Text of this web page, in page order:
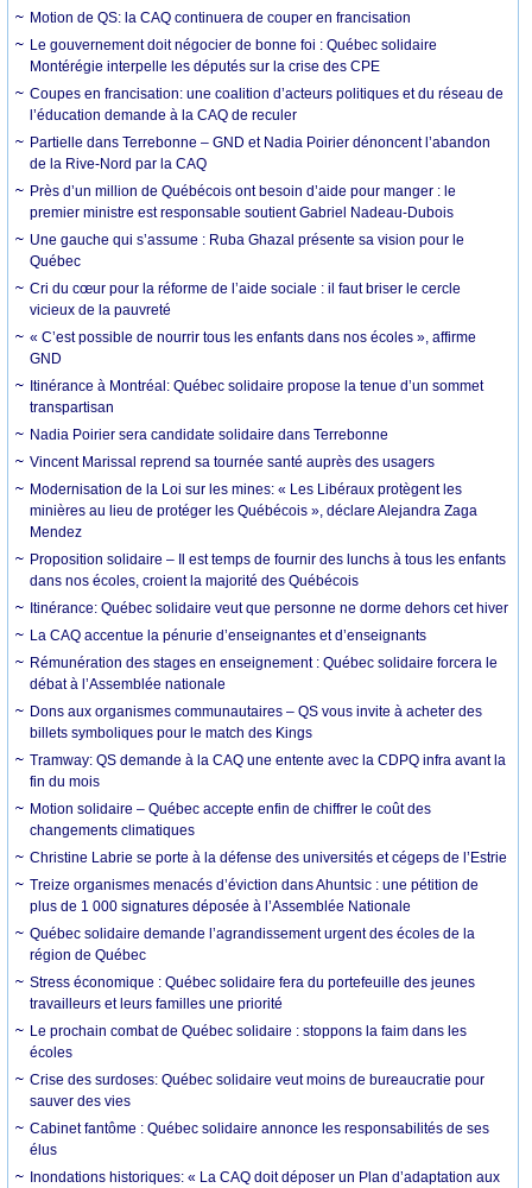
Motion de QS: la CAQ continuera de couper en francisation
Le gouvernement doit négocier de bonne foi : Québec solidaire
Montérégie interpelle les députés sur la crise des CPE
Coupes en francisation: une coalition d’acteurs politiques et du réseau de
l’éducation demande à la CAQ de reculer
Partielle dans Terrebonne – GND et Nadia Poirier dénoncent l’abandon
de la Rive-Nord par la CAQ
Près d’un million de Québécois ont besoin d’aide pour manger : le
premier ministre est responsable soutient Gabriel Nadeau-Dubois
Une gauche qui s’assume : Ruba Ghazal présente sa vision pour le
Québec
Cri du cœur pour la réforme de l’aide sociale : il faut briser le cercle
vicieux de la pauvreté
« C’est possible de nourrir tous les enfants dans nos écoles », affirme
GND
Itinérance à Montréal: Québec solidaire propose la tenue d’un sommet
transpartisan
Nadia Poirier sera candidate solidaire dans Terrebonne
Vincent Marissal reprend sa tournée santé auprès des usagers
Modernisation de la Loi sur les mines: « Les Libéraux protègent les
minières au lieu de protéger les Québécois », déclare Alejandra Zaga
Mendez
Proposition solidaire – Il est temps de fournir des lunchs à tous les enfants
dans nos écoles, croient la majorité des Québécois
Itinérance: Québec solidaire veut que personne ne dorme dehors cet hiver
La CAQ accentue la pénurie d’enseignantes et d’enseignants
Rémunération des stages en enseignement : Québec solidaire forcera le
débat à l’Assemblée nationale
Dons aux organismes communautaires – QS vous invite à acheter des
billets symboliques pour le match des Kings
Tramway: QS demande à la CAQ une entente avec la CDPQ infra avant la
fin du mois
Motion solidaire – Québec accepte enfin de chiffrer le coût des
changements climatiques
Christine Labrie se porte à la défense des universités et cégeps de l’Estrie
Treize organismes menacés d’éviction dans Ahuntsic : une pétition de
plus de 1 000 signatures déposée à l’Assemblée Nationale
Québec solidaire demande l’agrandissement urgent des écoles de la
région de Québec
Stress économique : Québec solidaire fera du portefeuille des jeunes
travailleurs et leurs familles une priorité
Le prochain combat de Québec solidaire : stoppons la faim dans les
écoles
Crise des surdoses: Québec solidaire veut moins de bureaucratie pour
sauver des vies
Cabinet fantôme : Québec solidaire annonce les responsabilités de ses
élus
Inondations historiques: « La CAQ doit déposer un Plan d’adaptation aux